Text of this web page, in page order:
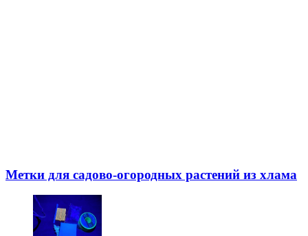
Метки для садово-огородных растений из хлама